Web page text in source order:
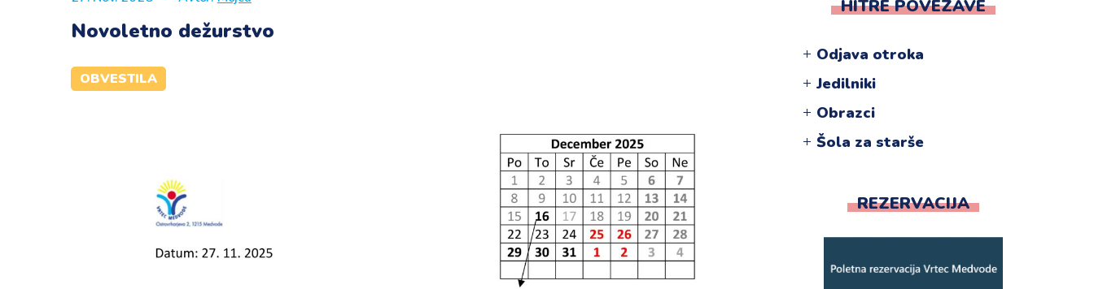
Novoletno dežurstvo
OBVESTILA
HITRE POVEZAVE
Odjava otroka
Jedilniki
Obrazci
Šola za starše
REZERVACIJA